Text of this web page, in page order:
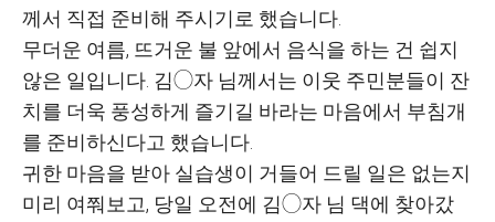
께서 직접 준비해 주시기로 했습니다.
무더운 여름, 뜨거운 불 앞에서 음식을 하는 건 쉽지
않은 일입니다. 김◯자 님께서는 이웃 주민분들이 잔
치를 더욱 풍성하게 즐기길 바라는 마음에서 부침개
를 준비하신다고 했습니다.
귀한 마음을 받아 실습생이 거들어 드릴 일은 없는지
미리 여쭤보고, 당일 오전에 김◯자 님 댁에 찾아갔